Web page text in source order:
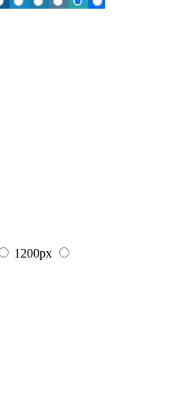
1200px